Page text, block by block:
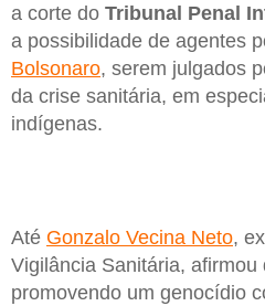
a corte do Tribunal Penal
a possibilidade de agentes
Bolsonaro, serem julgados
da crise sanitária, em
indígenas.
Até Gonzalo Vecina Neto,
Vigilância Sanitária, afirmou
promovendo um genocídio